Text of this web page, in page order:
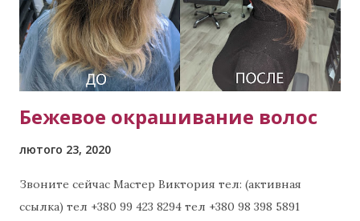
Бежевое окрашивание волос
лютого 23, 2020
Звоните сейчас Мастер Виктория тел: (активная
ссылка) тел +380 99 423 8294 тел +380 98 398 5891